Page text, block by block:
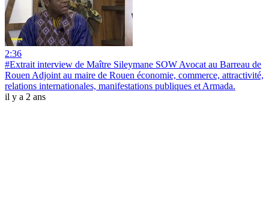
2:36
#Extrait interview de Maître Sileymane SOW Avocat au Barreau de
Rouen Adjoint au maire de Rouen économie, commerce, attractivité,
relations internationales, manifestations publiques et Armada.
il y a 2 ans